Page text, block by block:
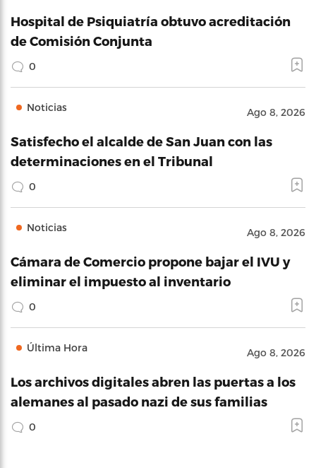
Hospital de Psiquiatría obtuvo acreditación
de Comisión Conjunta
0
Noticias Ago 8, 2026
Satisfecho el alcalde de San Juan con las
determinaciones en el Tribunal
0
Noticias Ago 8, 2026
Cámara de Comercio propone bajar el IVU y
eliminar el impuesto al inventario
0
Última Hora Ago 8, 2026
Los archivos digitales abren las puertas a los
alemanes al pasado nazi de sus familias
0